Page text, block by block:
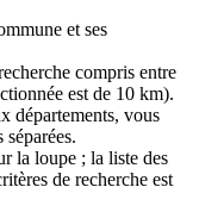
et ses
compris entre
est de 10 km).
départements, vous
la loupe ; la liste des
de recherche est